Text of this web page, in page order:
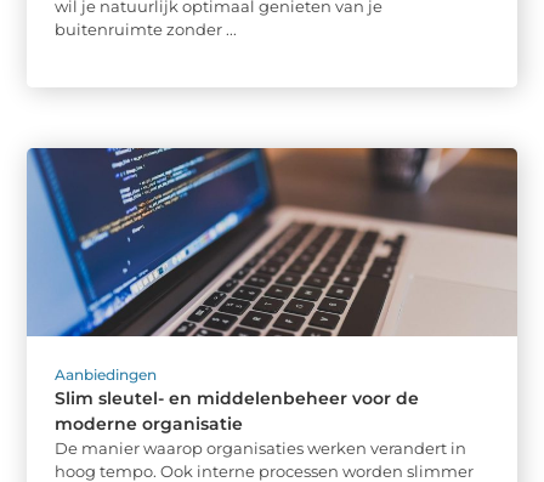
wil je natuurlijk optimaal genieten van je
buitenruimte zonder ...
Aanbiedingen
Slim sleutel- en middelenbeheer voor de
moderne organisatie
De manier waarop organisaties werken verandert in
hoog tempo. Ook interne processen worden slimmer